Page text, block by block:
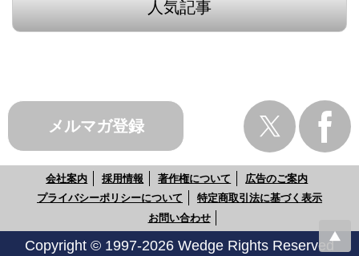
人気記事
メルマガ登録
会社案内 採用情報 著作権について
広告のご案内
プライバシーポリシーについて
特定商取引法に基づく表示
お問い合わせ
Copyright © 1997-2026 Wedge Rights Reserved